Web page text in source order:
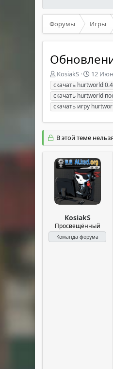
Форумы Игры
А
в
т
о
р
м
ы
KosiakS
Д
а
т
а
н
а
л
а
12
скачать hurtworld
скачать hurtworld
скачать игру
В этой теме
KosiakS
Просвещённый
Команда форума